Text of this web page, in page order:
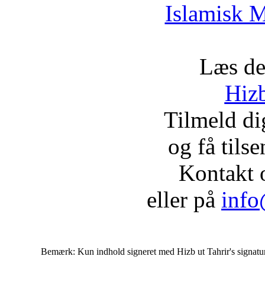
Islamisk
Læs
Tilmeld
og få
Kontakt
eller på
Bemærk: Kun indhold signeret med Hizb ut Tahrir's